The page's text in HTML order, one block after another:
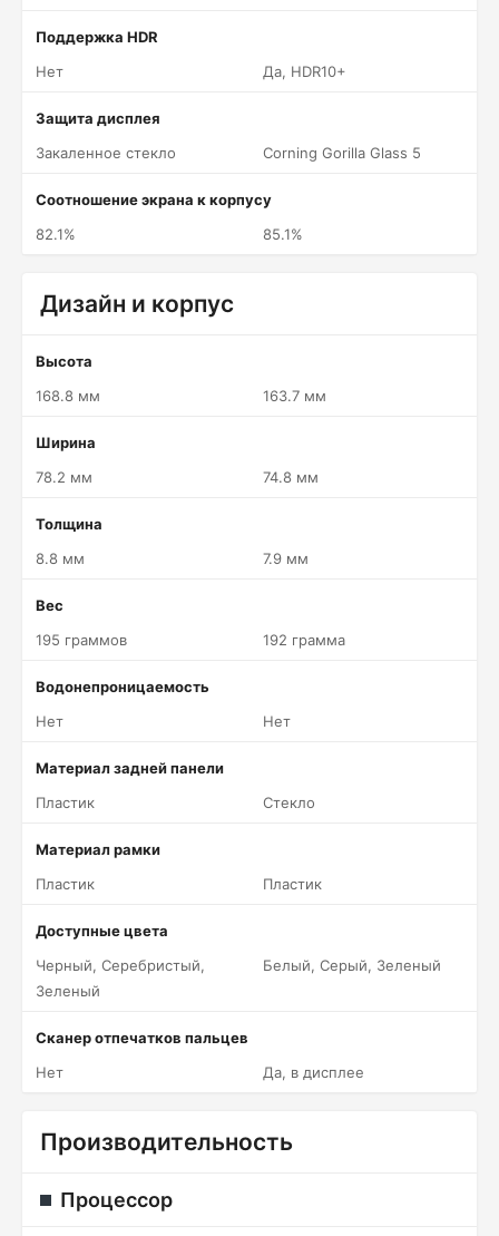
Поддержка HDR
Нет
Да, HDR10+
Защита дисплея
Закаленное стекло
Corning Gorilla Glass 5
Соотношение экрана к корпусу
82.1%
85.1%
Дизайн и корпус
Высота
168.8 мм
163.7 мм
Ширина
78.2 мм
74.8 мм
Толщина
8.8 мм
7.9 мм
Вес
195 граммов
192 грамма
Водонепроницаемость
Нет
Нет
Материал задней панели
Пластик
Стекло
Материал рамки
Пластик
Пластик
Доступные цвета
Черный, Серебристый,
Зеленый
Белый, Серый, Зеленый
Сканер отпечатков пальцев
Нет
Да, в дисплее
Производительность
Процессор